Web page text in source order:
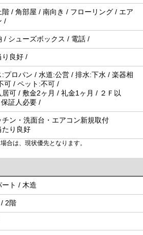
階 / 角部屋 / 南向き / フローリング / エア
/
/ シューズボックス / 電話 /
り良好 /
:プロパン / 水道:公営 / 排水:下水 / 楽器相
可 / ペット:不可 /
居可 / 敷金2ヶ月 / 礼金1ヶ月 / ２Ｆ以
保証人必要 /
チン・洗面台・エアコン新規取付
たり良好
合は、現状優先となります。
ート / 木造
2階